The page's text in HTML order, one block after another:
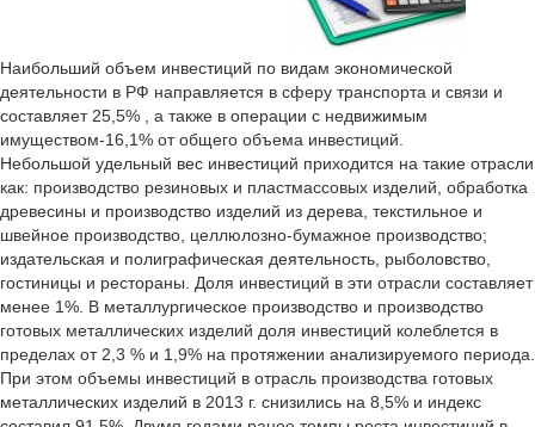
Наибольший объем инвестиций по видам экономической
деятельности в РФ направляется в сферу транспорта и связи и
составляет 25,5% , а также в операции с недвижимым
имуществом-16,1% от общего объема инвестиций.
Небольшой удельный вес инвестиций приходится на такие отрасли
как: производство резиновых и пластмассовых изделий, обработка
древесины и производство изделий из дерева, текстильное и
швейное производство, целлюлозно-бумажное производство;
издательская и полиграфическая деятельность, рыболовство,
гостиницы и рестораны. Доля инвестиций в эти отрасли составляет
менее 1%. В металлургическое производство и производство
готовых металлических изделий доля инвестиций колеблется в
пределах от 2,3 % и 1,9% на протяжении анализируемого периода.
При этом объемы инвестиций в отрасль производства готовых
металлических изделий в 2013 г. снизились на 8,5% и индекс